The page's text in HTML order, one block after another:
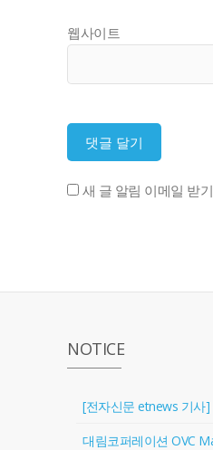
웹사이트
새 글 알림 이메일 받기
NOTICE